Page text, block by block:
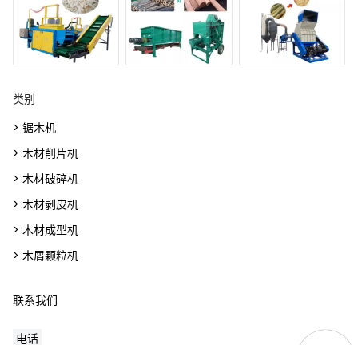
类别
> 锯木机
> 木材削片机
> 木材破碎机
> 木材剥皮机
> 木材成型机
> 木屑颗粒机
联系我们
电话